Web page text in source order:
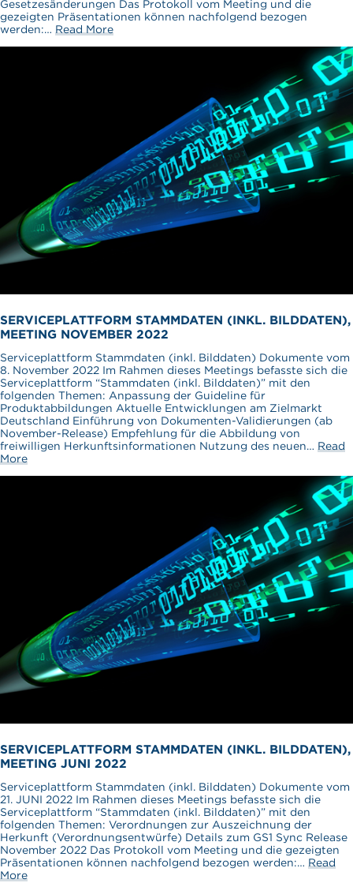
Gesetzesänderungen Das Protokoll vom Meeting und die
gezeigten Präsentationen können nachfolgend bezogen
werden:… Read More
SERVICEPLATTFORM STAMMDATEN (INKL. BILDDATEN),
MEETING NOVEMBER 2022
Serviceplattform Stammdaten (inkl. Bilddaten) Dokumente vom
8. November 2022 Im Rahmen dieses Meetings befasste sich die
Serviceplattform “Stammdaten (inkl. Bilddaten)” mit den
folgenden Themen: Anpassung der Guideline für
Produktabbildungen Aktuelle Entwicklungen am Zielmarkt
Deutschland Einführung von Dokumenten-Validierungen (ab
November-Release) Empfehlung für die Abbildung von
freiwilligen Herkunftsinformationen Nutzung des neuen… Read
More
SERVICEPLATTFORM STAMMDATEN (INKL. BILDDATEN),
MEETING JUNI 2022
Serviceplattform Stammdaten (inkl. Bilddaten) Dokumente vom
21. JUNI 2022 Im Rahmen dieses Meetings befasste sich die
Serviceplattform “Stammdaten (inkl. Bilddaten)” mit den
folgenden Themen: Verordnungen zur Auszeichnung der
Herkunft (Verordnungsentwürfe) Details zum GS1 Sync Release
November 2022 Das Protokoll vom Meeting und die gezeigten
Präsentationen können nachfolgend bezogen werden:… Read
More